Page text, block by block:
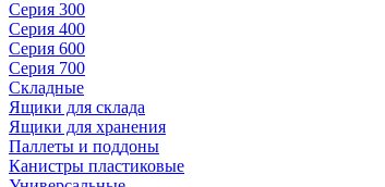
Серия 300
Серия 400
Серия 600
Серия 700
Складные
Ящики для склада
Ящики для хранения
Паллеты и поддоны
Канистры пластиковые